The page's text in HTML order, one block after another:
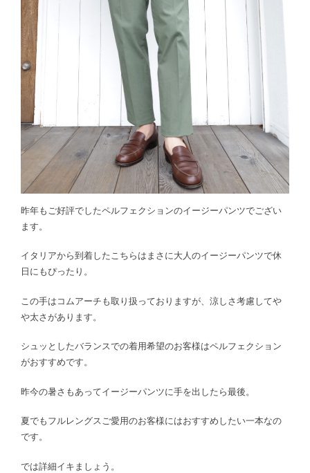
昨年もご好評でしたペルフェクションのイージーパンツでござい
ます。
イタリアから到着したこちらはまさに大人のイージーパンツで休
日にもぴったり。
この手はコムアーチも取り扱っておりますが、涼しさ考慮してや
や太さがあります。
シュッとしたバランスでの着用希望のお客様はペルフェクション
がおすすめです。
昨今の暑さもあってイージーパンツに手を出したら最後。
夏でもフルレングスご愛用のお客様にはおすすめしたい一本なの
です。
では詳細イキましょう。